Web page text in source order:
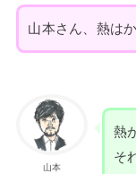
山本さん、熱は
山本
熱
そ